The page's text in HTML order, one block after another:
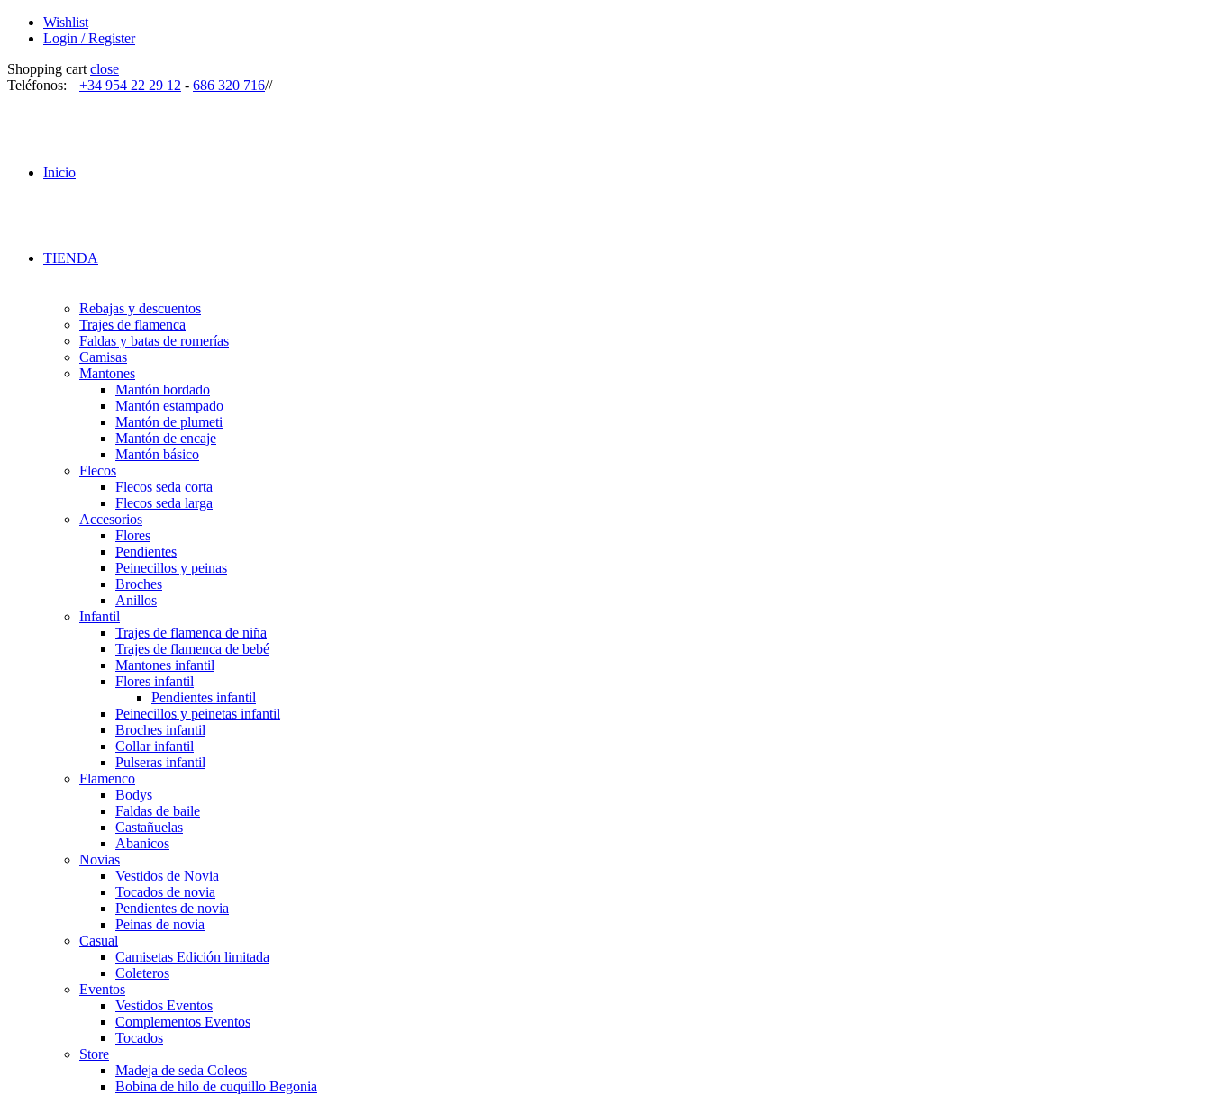
Wishlist
Login / Register
Shopping cart close
Teléfonos:
+34 954 22 29 12 - 686 320 716//
Inicio
TIENDA
Rebajas y descuentos
Trajes de flamenca
Faldas y batas de romerías
Camisas
Mantones
Mantón bordado
Mantón estampado
Mantón de plumeti
Mantón de encaje
Mantón básico
Flecos
Flecos seda corta
Flecos seda larga
Accesorios
Flores
Pendientes
Peinecillos y peinas
Broches
Anillos
Infantil
Trajes de flamenca de niña
Trajes de flamenca de bebé
Mantones infantil
Flores infantil
Pendientes infantil
Peinecillos y peinetas infantil
Broches infantil
Collar infantil
Pulseras infantil
Flamenco
Bodys
Faldas de baile
Castañuelas
Abanicos
Novias
Vestidos de Novia
Tocados de novia
Pendientes de novia
Peinas de novia
Casual
Camisetas Edición limitada
Coleteros
Eventos
Vestidos Eventos
Complementos Eventos
Tocados
Store
Madeja de seda Coleos
Bobina de hilo de cuquillo Begonia